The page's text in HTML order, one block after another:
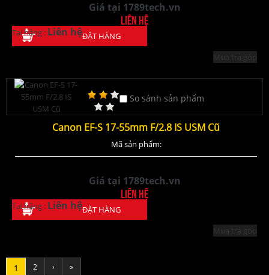
Giá tại 1789tech.vn
Liên hệ
Tại hãng : Liên hệĐẶT HÀNG
So sánh sản phẩm
Canon EF-S 17-55mm F/2.8 IS USM Cũ
Mã sản phẩm:
Giá tại 1789tech.vn
Liên hệ
Tại hãng : Liên hệĐẶT HÀNG
1 2 › »